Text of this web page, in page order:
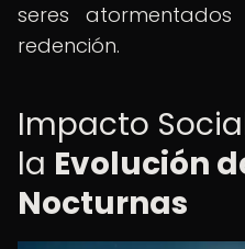
seres
redención.
Impacto
la Evolución
Nocturnas